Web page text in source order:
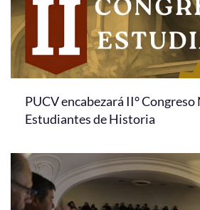
PUCV encabezará II°
Estudiantes de Historia